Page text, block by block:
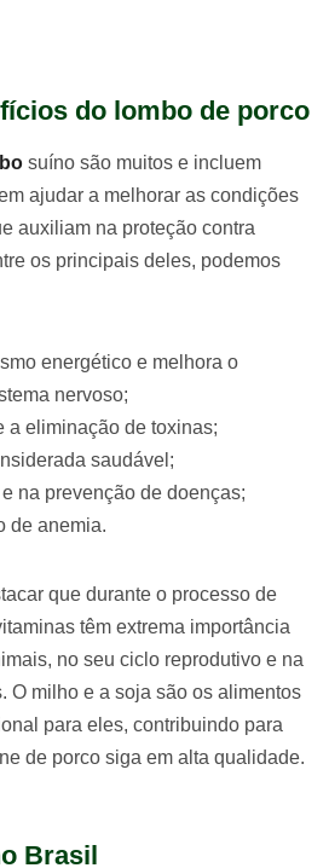
do lombo de porco
suíno são muitos e incluem
ajudar a melhorar as condições
auxiliam na proteção contra
os principais deles, podemos
energético e melhora o
nervoso;
a eliminação de toxinas;
saudável;
na prevenção de doenças;
de anemia.
que durante o processo de
têm extrema importância
no seu ciclo reprodutivo e na
O milho e a soja são os alimentos
para eles, contribuindo para
de porco siga em alta qualidade.
Brasil